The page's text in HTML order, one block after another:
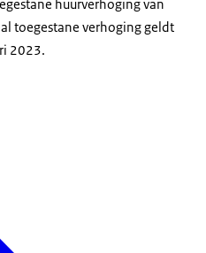
huurverhoging van
toegestane verhoging geldt
2023.